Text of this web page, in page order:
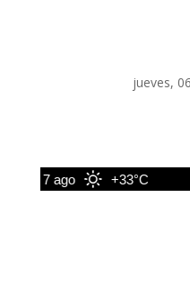
jueves,
7 ago +33°C